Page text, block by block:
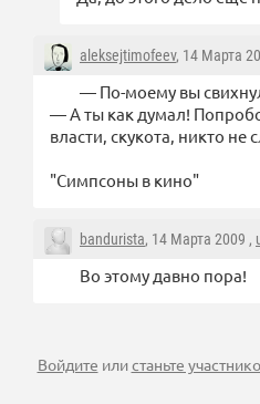
aleksejtimofeev, 14 Марта
— По-моему вы
— А ты как думал!
власти, скукота, никто не
"Симпсоны в кино"
bandurista, 14 Марта 2009 ,
Во этому давно пора!
Войдите илистаньте